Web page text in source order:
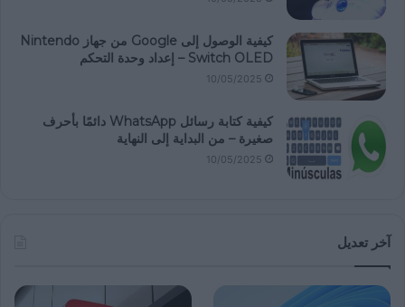
كيفية الوصول إلى Google من جهاز Nintendo
Switch OLED – إعداد وحدة التحكم
10/05/2025
كيفية كتابة رسائل WhatsApp دائمًا بأحرف
صغيرة – من البداية إلى النهاية
10/05/2025
آخر تعديل